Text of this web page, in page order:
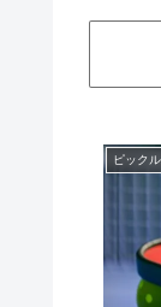
ピック